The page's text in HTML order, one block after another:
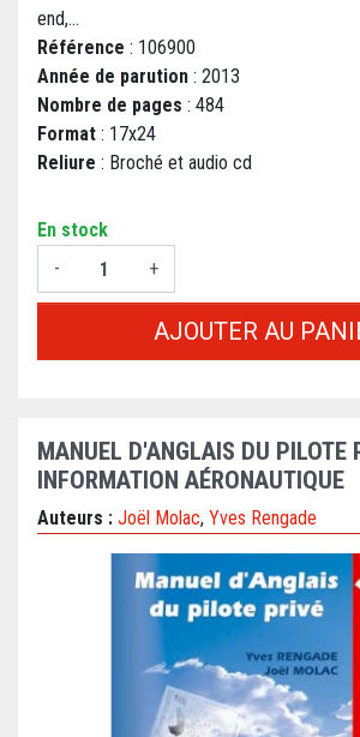
end,...
Référence : 106900
Année de parution : 2013
Nombre de pages : 484
Format : 17x24
Reliure : Broché et audio cd
En stock
-
+
AJOUTER AU
MANUEL D'ANGLAIS DU PILOTE
INFORMATION AÉRONAUTIQUE
Auteurs : Joël Molac, Yves Rengade